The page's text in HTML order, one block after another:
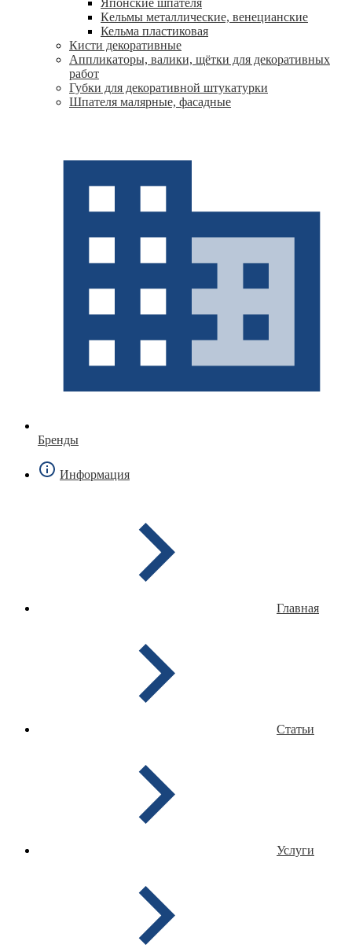
Японские шпателя
Кeльмы металлические, венецианские
Кельма пластиковая
Кисти декоративные
Аппликаторы, валики, щётки для декоративных
работ
Губки для декоративной штукатурки
Шпателя малярные, фасадные
Бренды
Информация
Главная
Статьи
Услуги